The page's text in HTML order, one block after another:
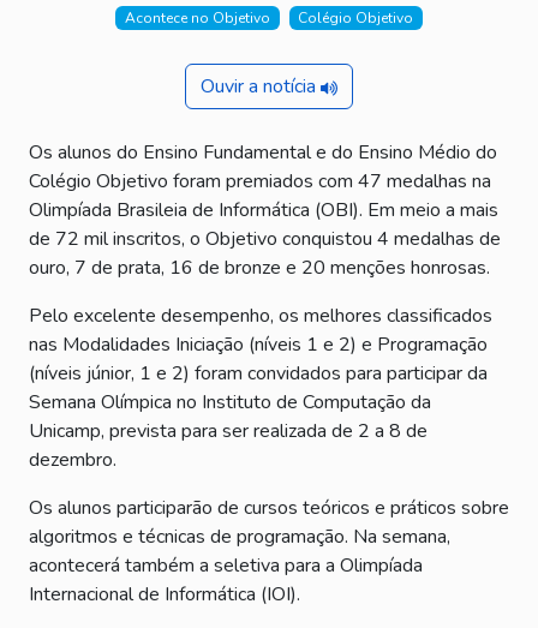
Acontece no Objetivo Colégio Objetivo
Ouvir a notícia
Os alunos do Ensino Fundamental e do Ensino Médio do
Colégio Objetivo foram premiados com 47 medalhas na
Olimpíada Brasileia de Informática (OBI). Em meio a mais
de 72 mil inscritos, o Objetivo conquistou 4 medalhas de
ouro, 7 de prata, 16 de bronze e 20 menções honrosas.
Pelo excelente desempenho, os melhores classificados
nas Modalidades Iniciação (níveis 1 e 2) e Programação
(níveis júnior, 1 e 2) foram convidados para participar da
Semana Olímpica no Instituto de Computação da
Unicamp, prevista para ser realizada de 2 a 8 de
dezembro.
Os alunos participarão de cursos teóricos e práticos sobre
algoritmos e técnicas de programação. Na semana,
acontecerá também a seletiva para a Olimpíada
Internacional de Informática (IOI).